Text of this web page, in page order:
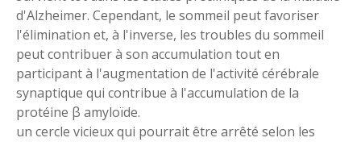
d'Alzheimer. Cependant, le sommeil peut favoriser
l'élimination et, à l'inverse, les troubles du sommeil
peut contribuer à son accumulation tout en
participant à l'augmentation de l'activité cérébrale
synaptique qui contribue à l'accumulation de la
protéine β amyloïde.
un cercle vicieux qui pourrait être arrêté selon les